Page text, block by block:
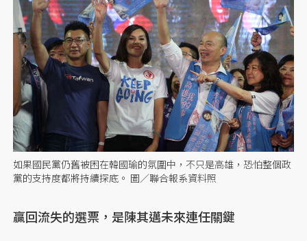
如果國民黨仍舊被困在韓國瑜的氛圍中，不只是高雄，恐怕整個政
黨的支持度都將持續探底。 圖／聯合報系資料照
贏回流失的選票，是陳其邁未來連任關鍵